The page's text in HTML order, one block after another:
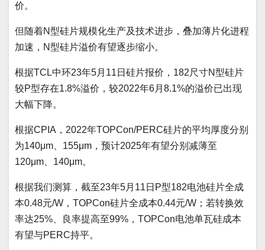
价。
但随着N型硅片规模化生产及技术进步，叠加薄片化进程
加速，N型硅片溢价有望逐步缩小。
根据TCL中环23年5月11日硅片报价，182尺寸N型硅片
较P型存在1.8%溢价，较2022年6月8.1%的溢价已出现
大幅下降。
根据CPIA，2022年TOPCon/PERC硅片的平均厚度分别
为140μm、155μm，预计2025年有望分别减薄至
120μm、140μm。
根据我们测算，截至23年5月11日P型182电池硅片全成
本0.48元/W，TOPCon硅片全成本0.44元/W；若转换效
率达25%、良率提高至99%，TOPCon电池单瓦硅成本
有望与PERC持平。